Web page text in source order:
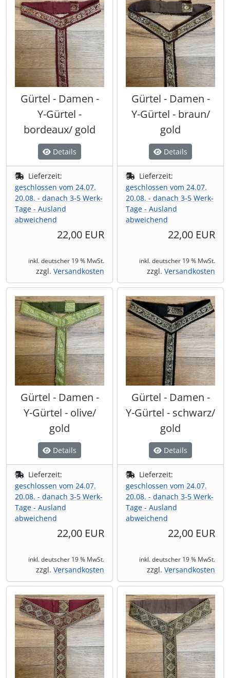
Gürtel - Damen -
Y-Gürtel -
bordeaux/ gold
Details
Lieferzeit:
geschlossen vom 24.07.
20.08. - danach 3-5 Werk-
Tage - Ausland
abweichend
22,00 EUR
inkl. deutscher 19 % MwSt.
zzgl. Versandkosten
Gürtel - Damen -
Y-Gürtel - braun/
gold
Details
Lieferzeit:
geschlossen vom 24.07.
20.08. - danach 3-5 Werk-
Tage - Ausland
abweichend
22,00 EUR
inkl. deutscher 19 % MwSt.
zzgl. Versandkosten
Gürtel - Damen -
Y-Gürtel - olive/
gold
Details
Lieferzeit:
geschlossen vom 24.07.
20.08. - danach 3-5 Werk-
Tage - Ausland
abweichend
22,00 EUR
inkl. deutscher 19 % MwSt.
zzgl. Versandkosten
Gürtel - Damen -
Y-Gürtel - schwarz/
gold
Details
Lieferzeit:
geschlossen vom 24.07.
20.08. - danach 3-5 Werk-
Tage - Ausland
abweichend
22,00 EUR
inkl. deutscher 19 % MwSt.
zzgl. Versandkosten